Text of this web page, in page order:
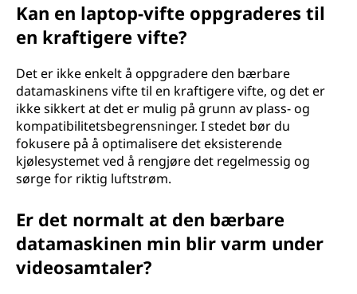
Kan en laptop-vifte oppgraderes til
en kraftigere vifte?
Det er ikke enkelt å oppgradere den bærbare
datamaskinens vifte til en kraftigere vifte, og det er
ikke sikkert at det er mulig på grunn av plass- og
kompatibilitetsbegrensninger. I stedet bør du
fokusere på å optimalisere det eksisterende
kjølesystemet ved å rengjøre det regelmessig og
sørge for riktig luftstrøm.
Er det normalt at den bærbare
datamaskinen min blir varm under
videosamtaler?